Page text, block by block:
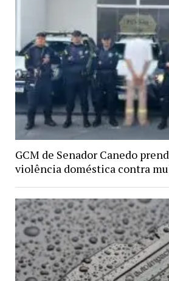
GCM de Senador Canedo
violência doméstica contra